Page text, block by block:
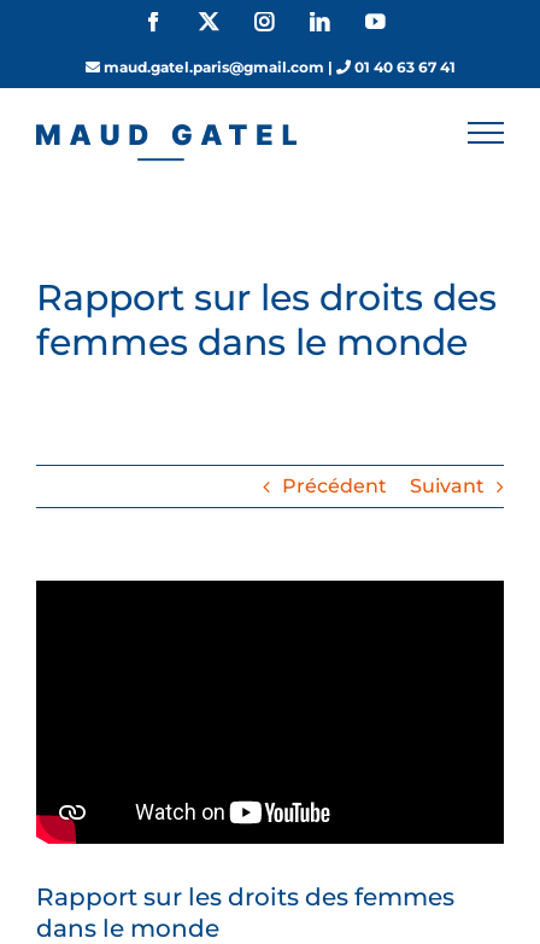
Facebook InstagramLinkedInYouTube
maud.gatel.paris@gmail.com | 01 40 63 67 41
Rapport sur les droits des
femmes dans le monde
Précédent Suivant
Rapport sur les droits des femmes
dans le monde